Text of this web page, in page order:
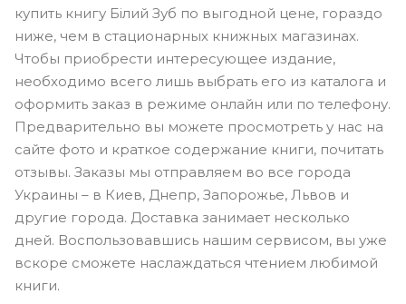
купить книгу Білий Зуб по выгодной цене, гораздо
ниже, чем в стационарных книжных магазинах.
Чтобы приобрести интересующее издание,
необходимо всего лишь выбрать его из каталога и
оформить заказ в режиме онлайн или по телефону.
Предварительно вы можете просмотреть у нас на
сайте фото и краткое содержание книги, почитать
отзывы. Заказы мы отправляем во все города
Украины – в Киев, Днепр, Запорожье, Львов и
другие города. Доставка занимает несколько
дней. Воспользовавшись нашим сервисом, вы уже
вскоре сможете наслаждаться чтением любимой
книги.